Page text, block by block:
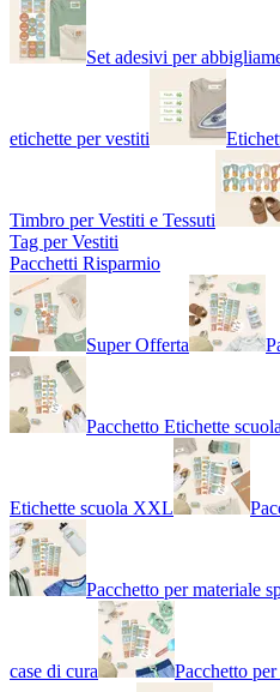
Set adesivi per
etichette per vestiti
Timbro per Vestiti e Tessuti
Tag per Vestiti
Pacchetti Risparmio
Super Offerta
Pacchetto Etichette
Etichette scuola XXL
Pacchetto per materiale
case di cura Pacchetto